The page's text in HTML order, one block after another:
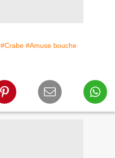
#Crabe #Amuse bouche